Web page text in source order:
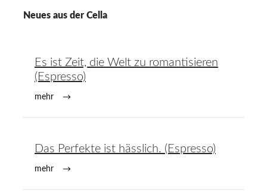
Neues aus der Cella
Es ist Zeit, die Welt zu romantisieren
(Espresso)
mehr
Das Perfekte ist hässlich. (Espresso)
mehr